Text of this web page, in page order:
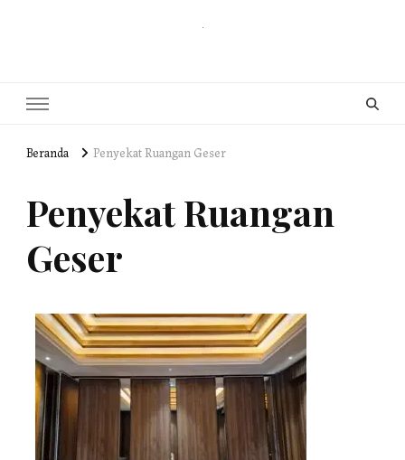
Beranda Penyekat Ruangan Geser
Penyekat Ruangan
Geser